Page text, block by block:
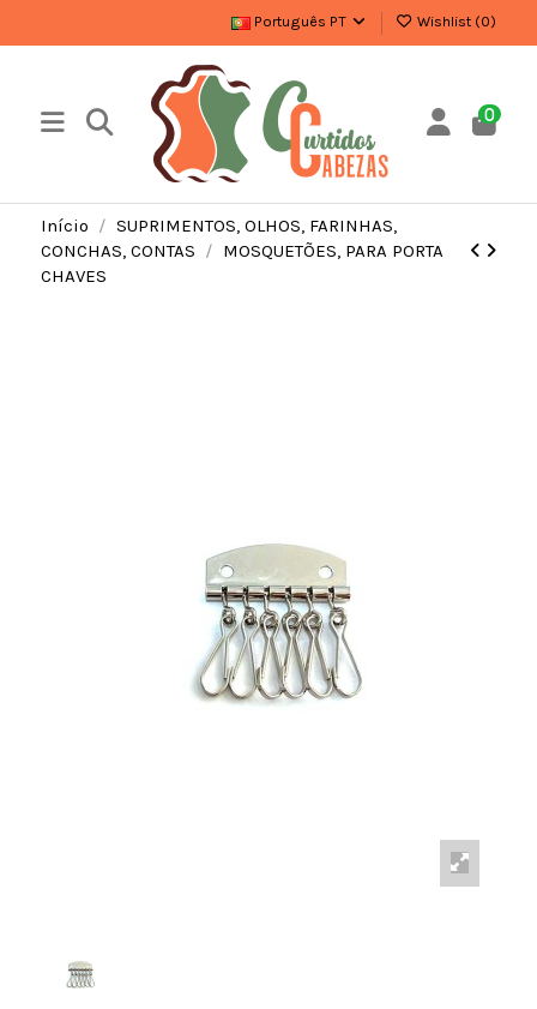
Português PT Wishlist (0)
0
Início
SUPRIMENTOS, OLHOS, FARINHAS,
CONCHAS, CONTAS
MOSQUETÕES, PARA PORTA
CHAVES